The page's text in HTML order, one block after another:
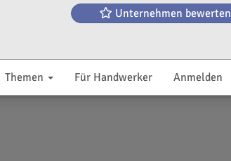
Unternehmen bewerten
Themen Für Handwerker Anmelden